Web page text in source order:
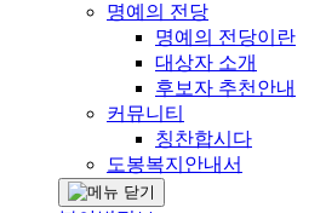
명예의 전당
명예의 전당이란
대상자 소개
후보자 추천안내
커뮤니티
칭찬합시다
도봉복지안내서